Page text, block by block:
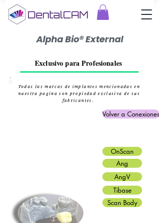
Alpha Bio® External
Exclusivo para Profesionales
Todas las marcas de implantes mencionadas en
nuestra pagina son propiedad exclusiva de sus
fabricantes.
OnScan
Ang
AngV
Volver a Conexiones
Tibase
Scan Body